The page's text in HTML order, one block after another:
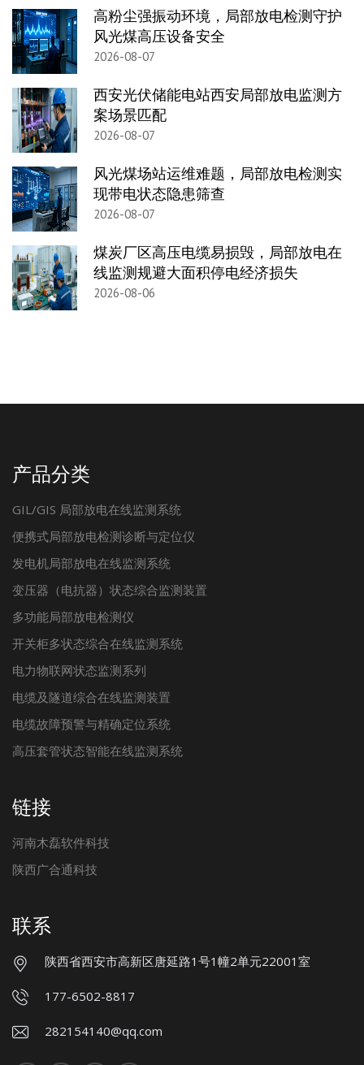
高粉尘强振动环境，局部放电检测守护
风光煤高压设备安全
2026-08-07
西安光伏储能电站西安局部放电监测方
案场景匹配
2026-08-07
风光煤场站运维难题，局部放电检测实
现带电状态隐患筛查
2026-08-07
煤炭厂区高压电缆易损毁，局部放电在
线监测规避大面积停电经济损失
2026-08-06
产品分类
GIL/GIS 局部放电在线监测系统
便携式局部放电检测诊断与定位仪
发电机局部放电在线监测系统
变压器（电抗器）状态综合监测装置
多功能局部放电检测仪
开关柜多状态综合在线监测系统
电力物联网状态监测系列
电缆及隧道综合在线监测装置
电缆故障预警与精确定位系统
高压套管状态智能在线监测系统
链接
河南木磊软件科技
陕西广合通科技
联系
陕西省西安市高新区唐延路1号1幢2单元22001室
177-6502-8817
282154140@qq.com